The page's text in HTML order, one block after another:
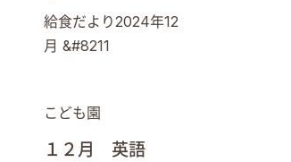
給食だより2024年12
月 &#8211
こども園
１２月 英語